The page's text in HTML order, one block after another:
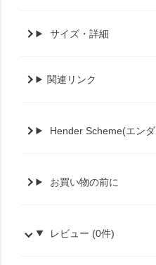
サイズ・詳細
関連リンク
Hender Scheme(エン
お買い物の前に
レビュー (0件)